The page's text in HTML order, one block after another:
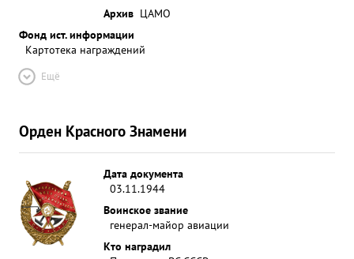
Архив ЦАМО
Фонд ист. информации
Картотека награждений
Ещё
Орден Красного Знамени
Дата документа
03.11.1944
Воинское звание
генерал-майор авиации
Кто наградил